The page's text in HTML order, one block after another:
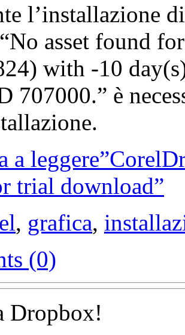
l’installazione
asset found
with -10
707000.” è
a
trial download”
, grafica,
(0)
Dropbox!